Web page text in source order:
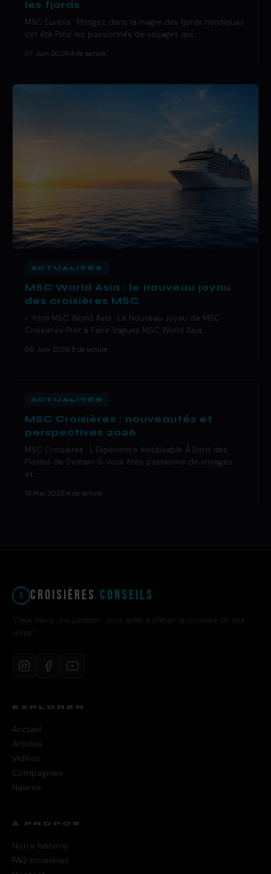
les fjords
MSC Euribia : Plongez dans la magie des fjords nordiques
cet été Pour les passionnés de voyages qui…
07 Juin 2026 4 de lecture
ACTUALITÉS
MSC World Asia : le nouveau joyau
des croisières MSC
« `html MSC World Asia : Le Nouveau Joyau de MSC
Croisières Prêt à Faire Vagues MSC World Asia…
06 Juin 2026 5 de lecture
ACTUALITÉS
MSC Croisières : nouveautés et
perspectives 2026
MSC Croisières : L’Expérience Inoubliable À Bord des
Flottes de Demain Si vous êtes passionné de voyages
et…
18 Mai 2026 4 de lecture
Croisières Conseils
"Deux mecs, une passion : vous aider à choisir la croisière de vos
rêves."
EXPLORER
Accueil
Articles
Vidéos
Compagnies
Navires
À PROPOS
Notre histoire
FAQ croisières